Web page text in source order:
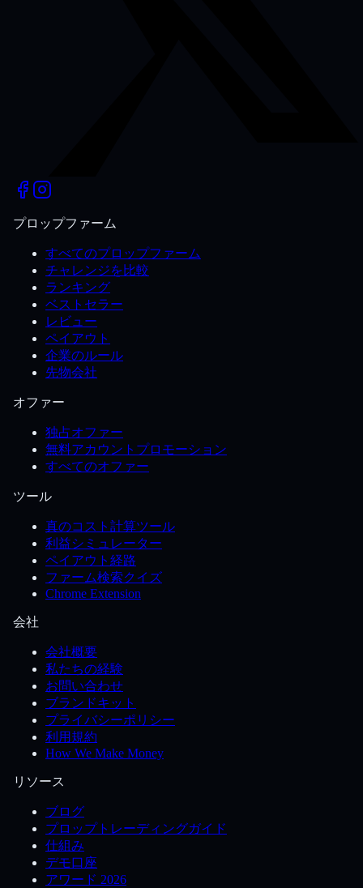
プロップファーム
すべてのプロップファーム
チャレンジを比較
ランキング
ベストセラー
レビュー
ペイアウト
企業のルール
先物会社
オファー
独占オファー
無料アカウントプロモーション
すべてのオファー
ツール
真のコスト計算ツール
利益シミュレーター
ペイアウト経路
ファーム検索クイズ
Chrome Extension
会社
会社概要
私たちの経験
お問い合わせ
ブランドキット
プライバシーポリシー
利用規約
How We Make Money
リソース
ブログ
プロップトレーディングガイド
仕組み
デモ口座
アワード 2026